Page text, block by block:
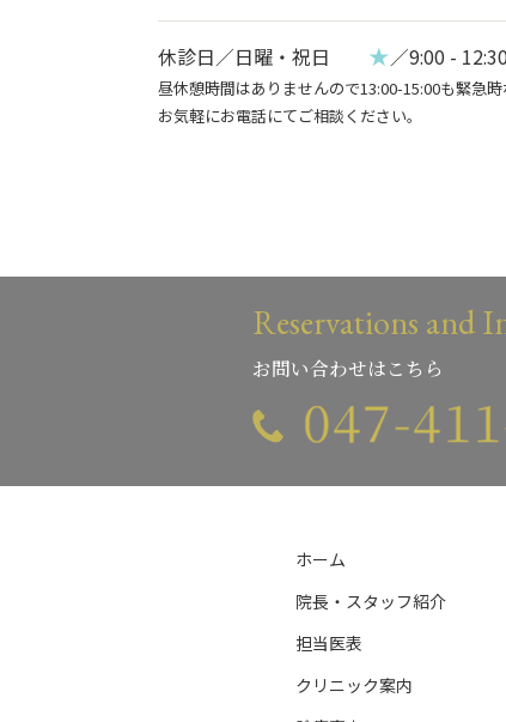
休診日／日曜・祝日 ★／9:00 -
昼休憩時間はありませんので13:00-15:00も緊急時
お気軽にお電話にてご相談ください。
Reservations and
お問い合わせはこちら
ホーム
院長・スタッフ紹介
担当医表
クリニック案内